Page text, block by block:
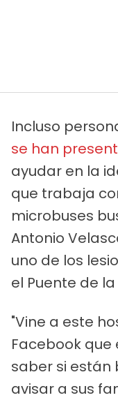
Incluso
se han
ayudar en la
que trabaja
microbuses
Antonio
uno de los
el Puente de
"Vine a este
Facebook que
saber si están
avisar a sus